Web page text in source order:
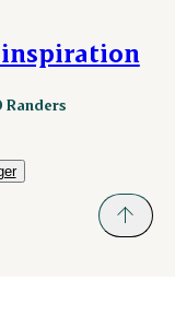
Randers